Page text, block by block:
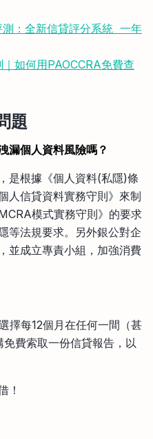
：全新信貸評分系統 一年
如何用PAOCCRA免費查
題
漏個人資料風險嗎？
是根據《個人資料(私隱)條
人信貸資料實務守則》來制
模式實務守則》的要求
等法規要求。另外銀公對企
並成立專責小組，加強消費
擇每12個月在任何一間（甚
費索取一份信貸報告，以
！